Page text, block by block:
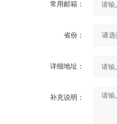
常用邮箱：
省份：
详细地址：
补充说明：